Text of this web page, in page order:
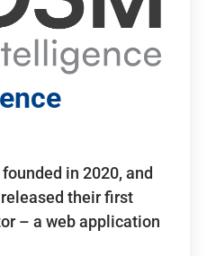
in 2020, and
their first
– a web application